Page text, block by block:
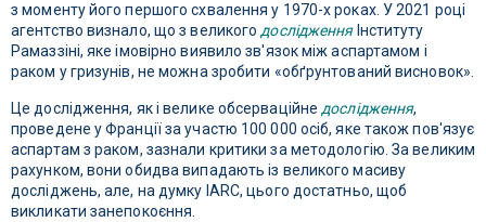
з моменту його першого схвалення у 1970-х роках. У 2021 році
агентство визнало, що з великогодослідженняІнституту
Рамаззіні, яке імовірно виявило зв'язок між аспартамом і
раком у гризунів, не можна зробити «обґрунтований висновок».
Це дослідження, як і велике обсерваційнедослідження,
проведене у Франції за участю 100 000 осіб, яке також пов'язує
аспартам з раком, зазнали критики за методологію. За великим
рахунком, вони обидва випадають із великого масиву
досліджень, але, на думку IARC, цього достатньо, щоб
викликати занепокоєння.